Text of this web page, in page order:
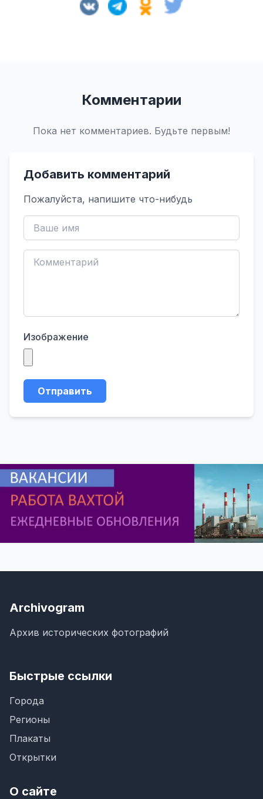
Комментарии
Пока нет комментариев. Будьте первым!
Добавить комментарий
Пожалуйста, напишите что-нибудь
Изображение
Отправить
Archivogram
Архив исторических фотографий
Быстрые ссылки
Города
Регионы
Плакаты
Открытки
О сайте